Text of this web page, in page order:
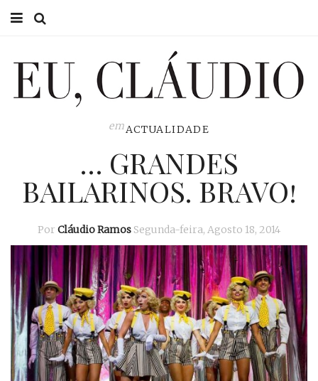
EU CLÁUDIO
EU, PAI
emACTUALIDADE
… GRANDES
BAILARINOS. BRAVO!
Por Cláudio Ramos Segunda-feira, Agosto 18, 2014